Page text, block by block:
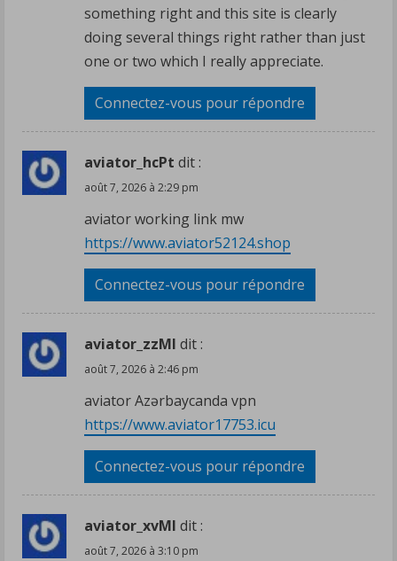
something right and this site is clearly
doing several things right rather than just
one or two which I really appreciate.
Connectez-vous pour répondre
aviator_hcPt dit :
août 7, 2026 à 2:29 pm
aviator working link mw
https://www.aviator52124.shop
Connectez-vous pour répondre
aviator_zzMl dit :
août 7, 2026 à 2:46 pm
aviator Azərbaycanda vpn
https://www.aviator17753.icu
Connectez-vous pour répondre
aviator_xvMl dit :
août 7, 2026 à 3:10 pm